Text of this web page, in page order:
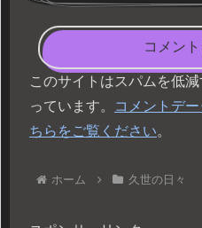
コメン
このサイトはスパムを低
っています。
コメントデ
ちらをご覧ください。
ホーム 久世の日々